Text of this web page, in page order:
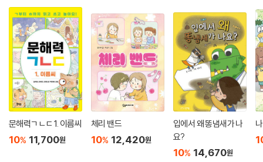
문해력ㄱㄴㄷ 1. 이름씨
10% 11,700원
체리 밴드
10% 12,420원
입에서 왜 똥냄새가 나
요?
10% 14,670원